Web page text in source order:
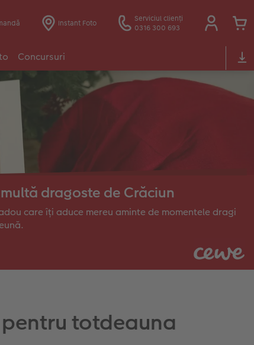
Instant Foto
Serviciul clienți
0316 300 693
Concursuri
dragoste de Crăciun
care îți aduce mereu aminte de momentele dragi
totdeauna